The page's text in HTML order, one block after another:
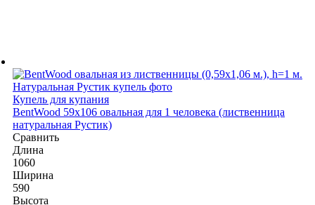
Купель для купания
BentWood 59х106 овальная для 1 человека (лиственница
натуральная Рустик)
Сравнить
Длина
1060
Ширина
590
Высота